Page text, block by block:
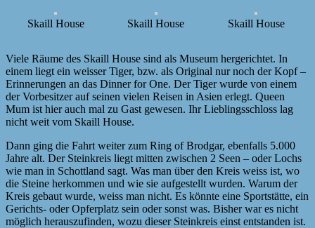
Skaill House Skaill House Skaill House
Viele Räume des Skaill House sind als Museum hergerichtet. In
einem liegt ein weisser Tiger, bzw. als Original nur noch der Kopf –
Erinnerungen an das Dinner for One. Der Tiger wurde von einem
der Vorbesitzer auf seinen vielen Reisen in Asien erlegt. Queen
Mum ist hier auch mal zu Gast gewesen. Ihr Lieblingsschloss lag
nicht weit vom Skaill House.
Dann ging die Fahrt weiter zum Ring of Brodgar, ebenfalls 5.000
Jahre alt. Der Steinkreis liegt mitten zwischen 2 Seen – oder Lochs
wie man in Schottland sagt. Was man über den Kreis weiss ist, wo
die Steine herkommen und wie sie aufgestellt wurden. Warum der
Kreis gebaut wurde, weiss man nicht. Es könnte eine Sportstätte, ein
Gerichts- oder Opferplatz sein oder sonst was. Bisher war es nicht
möglich herauszufinden, wozu dieser Steinkreis einst entstanden ist.